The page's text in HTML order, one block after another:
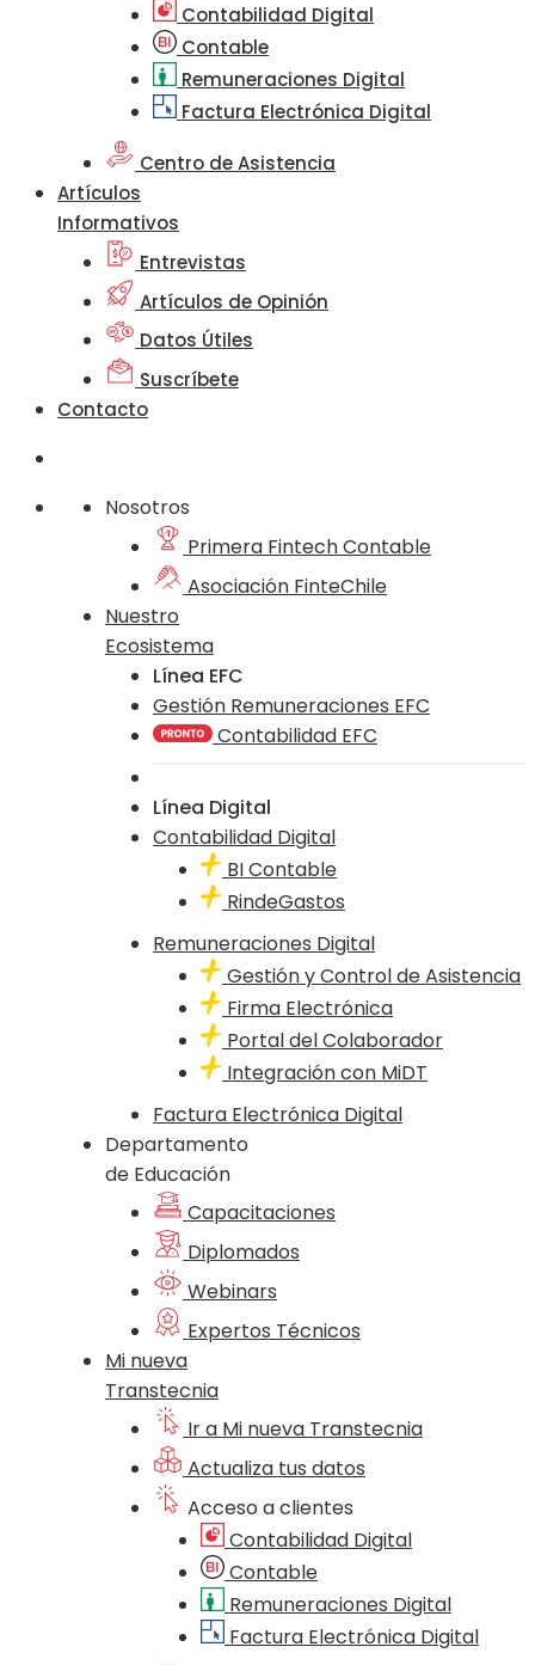
Contabilidad Digital
Contable
Remuneraciones Digital
Factura Electrónica Digital
Centro de Asistencia
Artículos
Informativos
Entrevistas
Artículos de Opinión
Datos Útiles
Suscríbete
Contacto
Nosotros
Primera Fintech Contable
Asociación FinteChile
Nuestro
Ecosistema
Línea EFC
Gestión Remuneraciones EFC
Contabilidad EFC
Línea Digital
Contabilidad Digital
BI Contable
RindeGastos
Remuneraciones Digital
Gestión y Control de Asistencia
Firma Electrónica
Portal del Colaborador
Integración con MiDT
Factura Electrónica Digital
Departamento
de Educación
Capacitaciones
Diplomados
Webinars
Expertos Técnicos
Mi nueva
Transtecnia
Ir a Mi nueva Transtecnia
Actualiza tus datos
Acceso a clientes
Contabilidad Digital
Contable
Remuneraciones Digital
Factura Electrónica Digital